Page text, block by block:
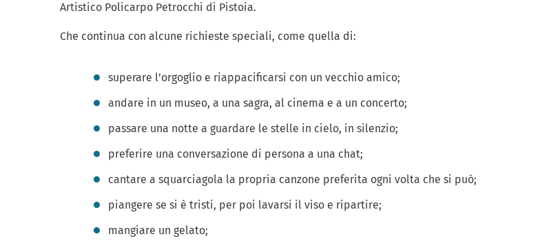
Artistico Policarpo Petrocchi di Pistoia.
Che continua con alcune richieste speciali, come quella di:
superare l’orgoglio e riappacificarsi con un vecchio amico;
andare in un museo, a una sagra, al cinema e a un concerto;
passare una notte a guardare le stelle in cielo, in silenzio;
preferire una conversazione di persona a una chat;
cantare a squarciagola la propria canzone preferita ogni volta che si può;
piangere se si è tristi, per poi lavarsi il viso e ripartire;
mangiare un gelato;